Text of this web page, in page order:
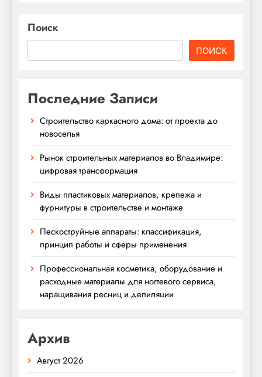
Поиск
ПОИСК
Последние Записи
Строительство каркасного дома: от проекта до
новоселья
Рынок строительных материалов во Владимире:
цифровая трансформация
Виды пластиковых материалов, крепежа и
фурнитуры в строительстве и монтаже
Пескоструйные аппараты: классификация,
принцип работы и сферы применения
Профессиональная косметика, оборудование и
расходные материалы для ногтевого сервиса,
наращивания ресниц и депиляции
Архив
Август 2026